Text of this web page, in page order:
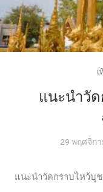
แนะนำวั
29 พฤศจิก
แนะนำวัดกราบไหว้บูช